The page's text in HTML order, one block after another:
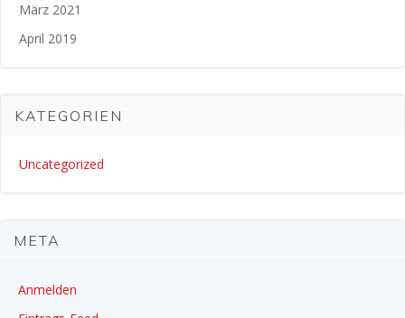
März 2021
April 2019
KATEGORIEN
Uncategorized
META
Anmelden